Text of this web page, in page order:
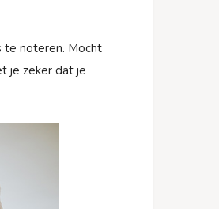
te noteren. Mocht
je zeker dat je